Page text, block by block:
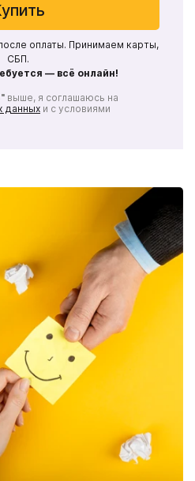
оплаты. Принимаем карты,
СБП.
— всё онлайн!
выше, я соглашаюсь на
данных и с условиями